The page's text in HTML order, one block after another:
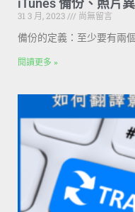
iTunes 備份、照片
31 3 月, 2023
尚無留言
備份的定義：至少要有兩
閱讀更多 »